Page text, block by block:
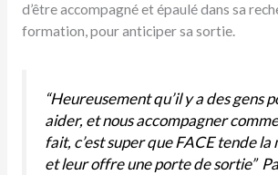
d’être accompagné et épaulé dans sa
formation, pour anticiper sa sortie.
“Heureusement qu’il y a des gens
aider, et nous accompagner
fait, c’est super que FACE tende la
et leur offre une porte de sortie”